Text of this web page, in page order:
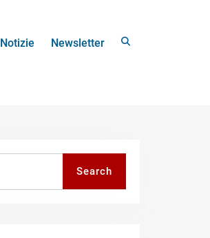
Notizie Newsletter
Search